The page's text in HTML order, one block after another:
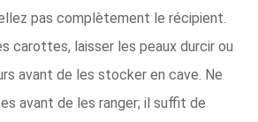
pas complètement le récipient.
carottes, laisser les peaux durcir ou
avant de les stocker en cave. Ne
avant de les ranger; il suffit de